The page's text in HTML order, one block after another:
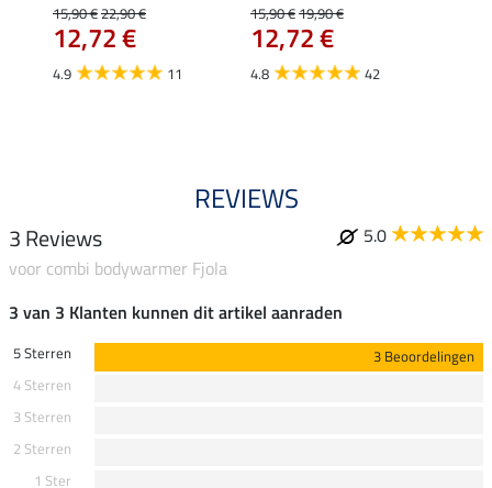
15,90 €22,90 €
12,72 €
4.9 11
15,90 €19,90 €
12,72 €
4.8 42
REVIEWS
3 Reviews
5.0
voor combi bodywarmer Fjola
3 van 3 Klanten kunnen dit artikel aanraden
5 Sterren
3 Beoordelingen
4 Sterren
3 Sterren
2 Sterren
1 Ster